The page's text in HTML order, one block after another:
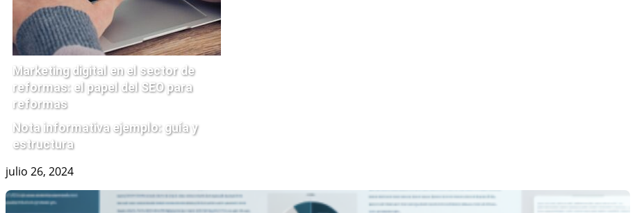
Marketing digital en el sector de
reformas: el papel del SEO para
reformas
Nota informativa ejemplo: guía y
estructura
julio 26, 2024